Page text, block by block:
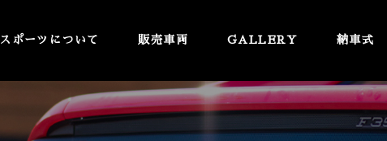
ポーツについて 販売車両 GALLERY 納車式